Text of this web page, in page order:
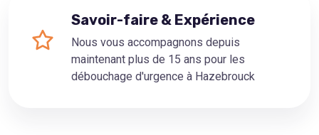
Savoir-faire & Expérience
Nous vous accompagnons depuis
maintenant plus de 15 ans pour les
débouchage d'urgence à Hazebrouck